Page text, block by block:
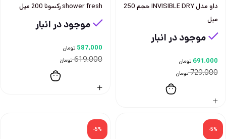
داو مدل INVISIBLE DRY حجم 250
ميل
موجود در انبار
729,000 تومان
691,000 تومان
shower fresh ركسونا 200 ميل
موجود در انبار
619,000 تومان
587,000 تومان
-5%
-5%